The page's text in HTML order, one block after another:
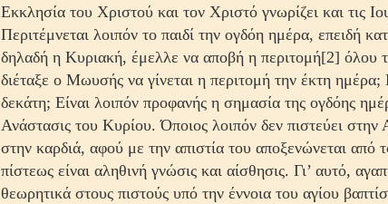
Εκκλησία του Χριστού και τον Χριστό γνωρίζει και τις
Περιτέμνεται λοιπόν το παιδί την ογδόη ημέρα, επειδή
δηλαδή η Κυριακή, έμελλε να αποβή η περιτομή[2] όλου
διέταξε ο Μωυσής να γίνεται η περιτομή την έκτη ημέρα;
δεκάτη; Είναι λοιπόν προφανής η σημασία της ο­γδόης
Ανάστασις του Κυρίου. Όποιος λοιπόν δεν πιστεύει στην
στην καρδιά, αφού με την απιστία του αποξενώνεται
πίστεως είναι αληθινή γνώσις και αίσθησις. Γι’ αυτό,
θεωρητικά στους πι­στούς υπό την έννοια του αγίου